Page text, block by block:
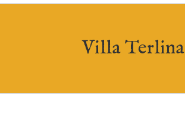
Villa Terlina